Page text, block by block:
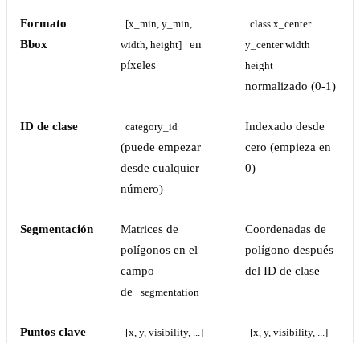
Formato
Bbox
[x_min, y_min,
width, height]
en
píxeles
class x_center
y_center width
height
normalizado (0-1)
ID de clase category_id
(puede empezar
desde cualquier
número)
Indexado desde
cero (empieza en
0)
Segmentación
Matrices de
polígonos en el
campo
de
segmentation
Coordenadas de
polígono después
del ID de clase
Puntos clave
[x, y, visibility, ...] [x, y, visibility, ...]